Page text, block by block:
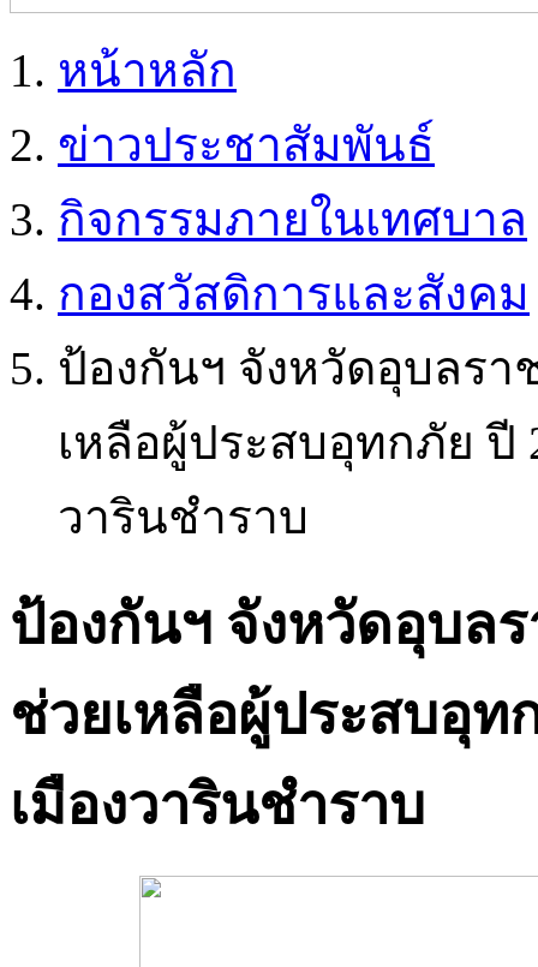
หน้าหลัก
ข่าวประชาสัมพันธ์
กิจกรรมภายในเทศบาล
กองสวัสดิการและสังคม
ป้องกันฯ จังหวัดอุบลรา
เหลือผู้ประสบอุทกภัย ปี
วารินชำราบ
ป้องกันฯ จังหวัดอุบล
ช่วยเหลือผู้ประสบอุท
เมืองวารินชำราบ